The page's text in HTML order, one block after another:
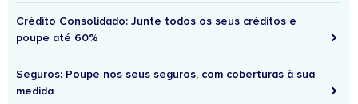
Crédito Consolidado: Junte todos os seus créditos e
poupe até 60%
Seguros: Poupe nos seus seguros, com coberturas à sua
medida